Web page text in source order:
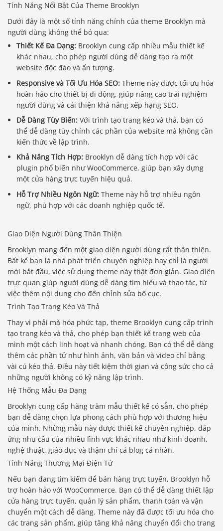
Tính Năng Nổi Bật Của Theme Brooklyn
Dưới đây là một số tính năng chính của theme Brooklyn mà
người dùng không thể bỏ qua:
Thiết Kế Đa Dạng: Brooklyn cung cấp nhiều mẫu thiết kế
khác nhau, cho phép người dùng dễ dàng tạo ra một
website độc đáo và ấn tượng.
Responsive và Tối Ưu Hóa SEO: Theme này được tối ưu hóa
hoàn hảo cho thiết bị di động, giúp nâng cao trải nghiệm
người dùng và cải thiện khả năng xếp hạng SEO.
Dễ Dàng Tùy Biến: Với trình tạo trang kéo và thả, bạn có
thể dễ dàng tùy chỉnh các phần của website mà không cần
kiến thức về lập trình.
Khả Năng Tích Hợp: Brooklyn dễ dàng tích hợp với các
plugin phổ biến như WooCommerce, giúp bạn xây dựng
một cửa hàng trực tuyến hiệu quả.
Hỗ Trợ Nhiều Ngôn Ngữ: Theme này hỗ trợ nhiều ngôn
ngữ, phù hợp với các doanh nghiệp quốc tế.
Giao Diện Người Dùng Thân Thiện
Brooklyn mang đến một giao diện người dùng rất thân thiện.
Bất kể bạn là nhà phát triển chuyên nghiệp hay chỉ là người
mới bắt đầu, việc sử dụng theme này thật đơn giản. Giao diện
trực quan giúp người dùng dễ dàng tìm hiểu và thao tác, từ
việc thêm nội dung cho đến chỉnh sửa bố cục.
Trình Tạo Trang Kéo Và Thả
Thay vì phải mã hóa phức tạp, theme Brooklyn cung cấp trình
tạo trang kéo và thả, cho phép bạn thiết kế trang web của
mình một cách linh hoạt và nhanh chóng. Bạn có thể dễ dàng
thêm các phần tử như hình ảnh, văn bản và video chỉ bằng
vài cú kéo thả. Điều này tiết kiệm thời gian và công sức cho cả
những người không có kỹ năng lập trình.
Hệ Thống Mẫu Đa Dạng
Brooklyn cung cấp hàng trăm mẫu thiết kế có sẵn, cho phép
bạn dễ dàng chọn lựa phong cách phù hợp với thương hiệu
của mình. Những mẫu này được thiết kế chuyên nghiệp, đáp
ứng nhu cầu của nhiều lĩnh vực khác nhau như kinh doanh,
nghệ thuật, giáo dục và thậm chí cả blog cá nhân.
Tính Năng Thương Mại Điện Tử
Nếu bạn đang tìm kiếm để bán hàng trực tuyến, Brooklyn hỗ
trợ hoàn hảo với WooCommerce. Bạn có thể dễ dàng thiết lập
cửa hàng trực tuyến, quản lý sản phẩm, thanh toán và vận
chuyển một cách dễ dàng. Theme này đã được tối ưu hóa cho
các trang sản phẩm, giúp tăng khả năng chuyển đổi cho trang